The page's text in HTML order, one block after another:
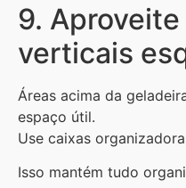
9.
verticais
Áreas acima da
espaço útil.
Use caixas
Isso mantém tudo